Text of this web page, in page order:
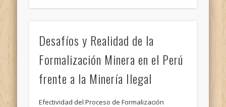
Desafíos y Realidad de la
Formalización Minera en el Perú
frente a la Minería Ilegal
Efectividad del Proceso de Formalización